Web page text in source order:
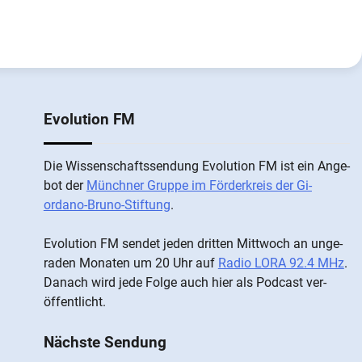
Evolution FM
Die Wis­sen­schafts­send­ung Evolution FM ist ein An­ge­
bot der Münch­ner Grup­pe im För­der­kreis der Gi­
ordano-Bruno-Stiftung.
Evolution FM sen­det je­den drit­ten Mitt­woch an un­ge­
ra­den Mo­nat­en um 20 Uhr auf Radio LORA 92.4 MHz.
Da­nach wird je­de Fol­ge auch hier als Pod­cast ver­
öffentlicht.
Nächste Sendung